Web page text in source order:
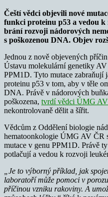
Čeští vědci objevili nové
funkci proteinu p53 a vedou
brání rozvoji nádorových
s poškozenou DNA. Objev
Jednou z nově objevených
Ústavu molekulární genetiky
PPM1D. Tyto mutace zabraňují
proteinu p53 v tom, aby v těle
DNA. Právě v nádorových
poškozena, tvrdí vědci ÚMG
nekontrolovaně dělit a šířit.
Vědcům z Oddělení biologie
hematoonkologie ÚMG AV ČR
mutace v genu PPM1D. Právě
potlačují a vedou k rozvoji
„Je to výborný příklad, jak
laboratoří může pomoci v
příčinou vzniku rakoviny. A